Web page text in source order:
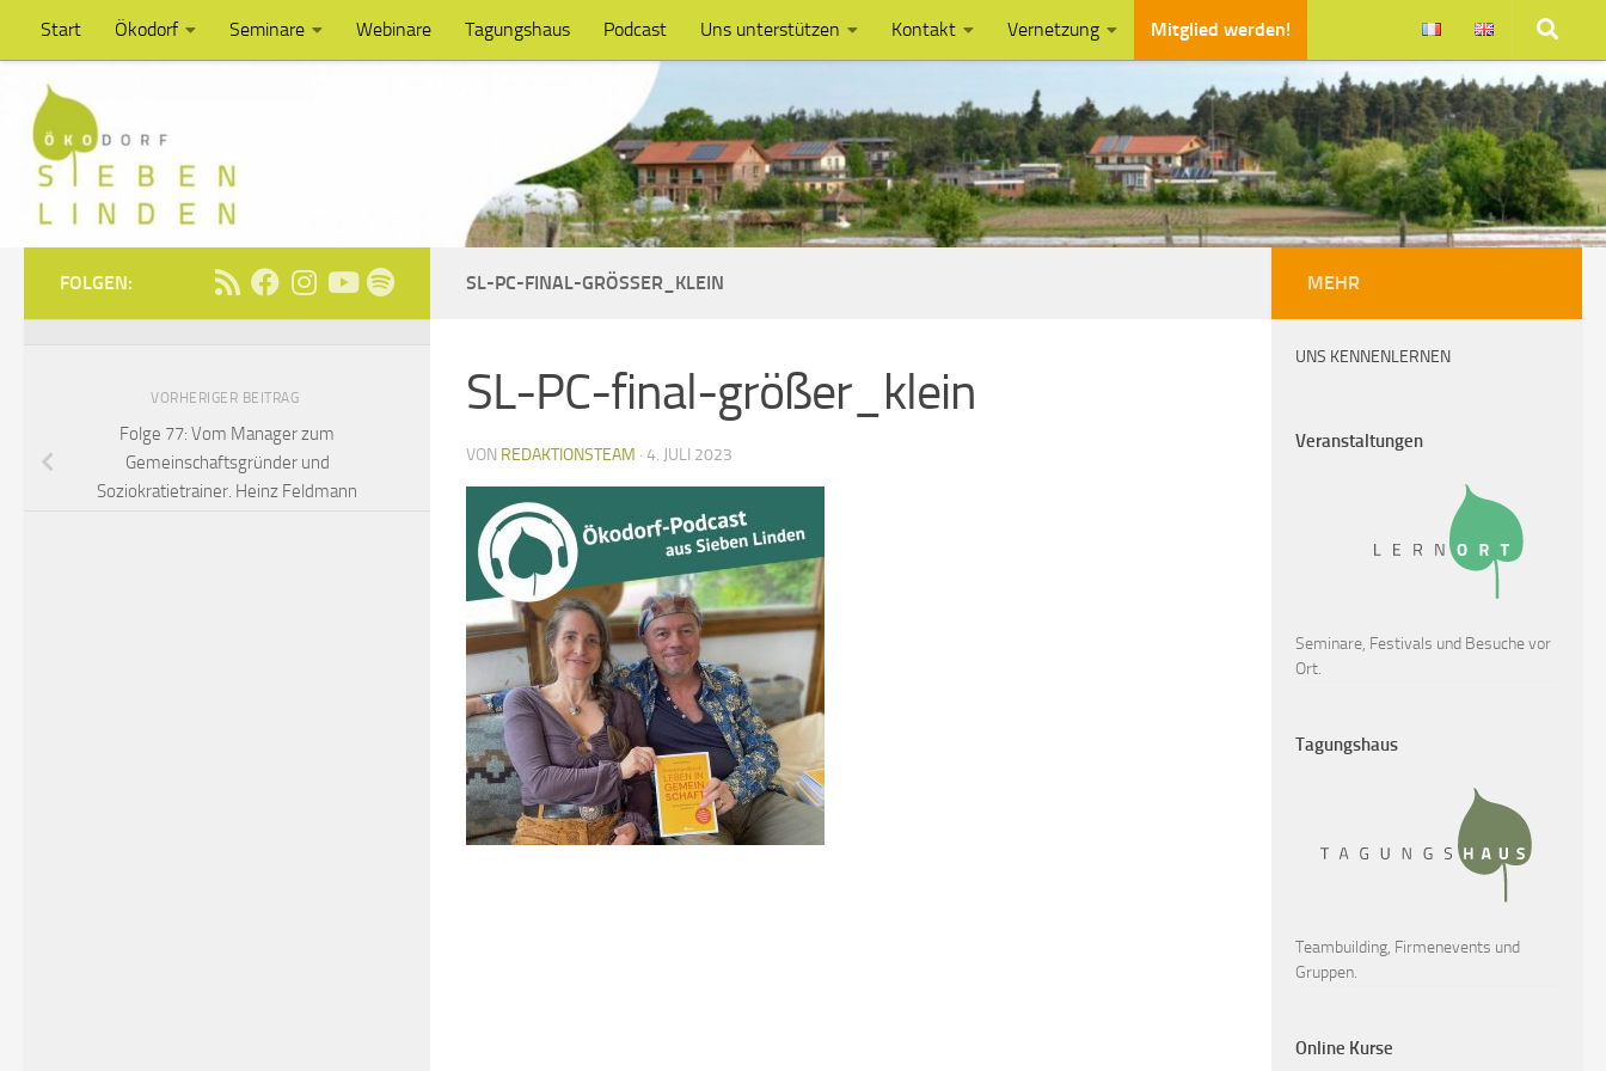
Unter dem Inhalt
Start Ökodorf Seminare Webinare Tagungshaus Podcast Uns unterstützen Kontakt Vernetzung Mitglied werden!
SL-PC-FINAL-GRÖSSER_KLEIN
SL-PC-final-größer_klein
VON REDAKTIONSTEAM · 4. JULI 2023
FOLGEN:
VORHERIGER BEITRAG
Folge 77: Vom Manager zum
Gemeinschaftsgründer und
Soziokratietrainer. Heinz Feldmann
MEHR
UNS KENNENLERNEN
Veranstaltungen
Seminare, Festivals und Besuche vor
Ort.
Tagungshaus
Teambuilding, Firmenevents und
Gruppen.
Online Kurse